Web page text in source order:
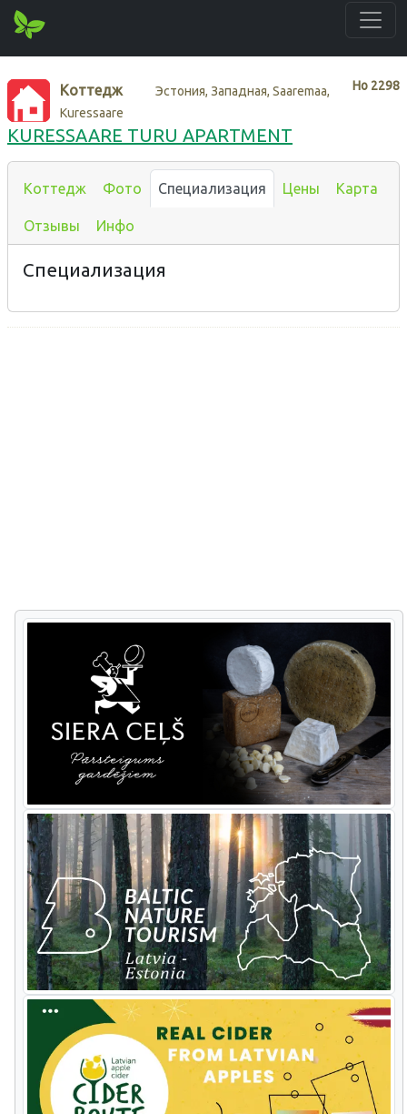
Нo 2298
Коттедж
Эстония, Западная, Saaremaa,
Kuressaare
KURESSAARE TURU APARTMENT
Коттедж Фото Специализация Цены Карта
Отзывы Инфо
Специализация